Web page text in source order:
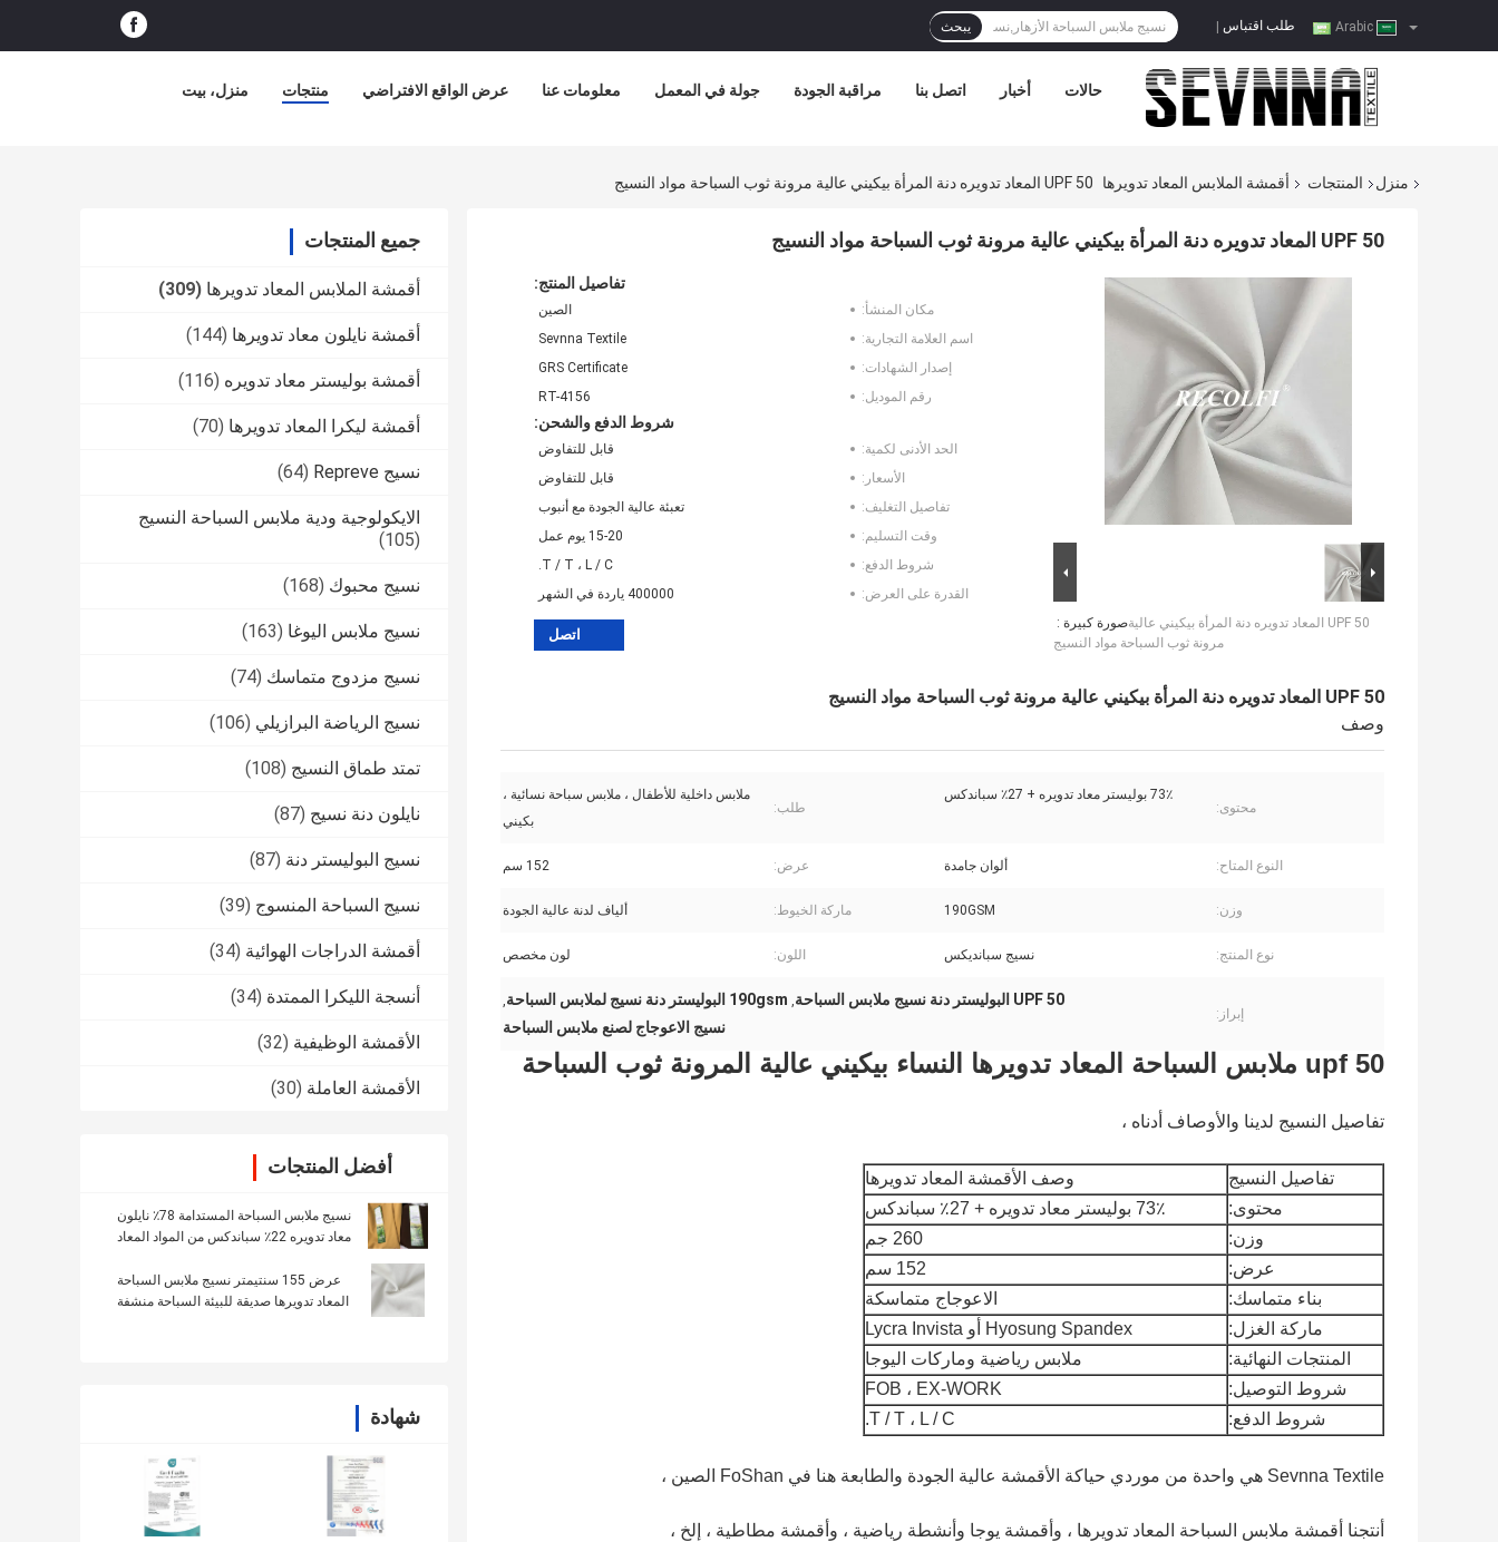
طلب اقتباس يبحث
منزل، بيت منتجات عرض الواقع الافتراضي معلومات عنا جولة في المعمل مراقبة الجودة اتصل بنا أخبار حالات
منزل المنتجات أقمشة الملابس المعاد تدويرها UPF 50 المعاد تدويره دنة المرأة بيكيني عالية مرونة ثوب السباحة مواد النسيج
جميع المنتجات
أقمشة الملابس المعاد تدويرها (309)
أقمشة نايلون معاد تدويرها (144)
أقمشة بوليستر معاد تدويره (116)
أقمشة ليكرا المعاد تدويرها (70)
نسيج Repreve (64)
الايكولوجية ودية ملابس السباحة النسيج
(105)
نسيج محبوك (168)
نسيج ملابس اليوغا (163)
نسيج مزدوج متماسك (74)
نسيج الرياضة البرازيلي (106)
تمتد طماق النسيج (108)
نايلون دنة نسيج (87)
نسيج البوليستر دنة (87)
نسيج السباحة المنسوج (39)
أقمشة الدراجات الهوائية (34)
أنسجة الليكرا الممتدة (34)
الأقمشة الوظيفية (32)
الأقمشة العاملة (30)
أفضل المنتجات
نسيج ملابس السباحة المستدامة 78٪ نايلون
معاد تدويره 22٪ سباندكس من المواد المعاد
عرض 155 سنتيمتر نسيج ملابس السباحة
المعاد تدويرها صديقة للبيئة السباحة منشفة
شهادة
UPF 50 المعاد تدويره دنة المرأة بيكيني عالية مرونة ثوب السباحة مواد النسيج
صورة كبيرة :UPF 50 المعاد تدويره دنة المرأة بيكيني عالية
مرونة ثوب السباحة مواد النسيج
تفاصيل المنتج:
مكان المنشأ:
الصين
اسم العلامة التجارية:
Sevnna Textile
إصدار الشهادات:
GRS Certificate
رقم الموديل:
RT-4156
شروط الدفع والشحن:
الحد الأدنى لكمية:
قابل للتفاوض
الأسعار:
قابل للتفاوض
تفاصيل التغليف:
تعبئة عالية الجودة مع أنبوب
وقت التسليم:
15-20 يوم عمل
شروط الدفع:
T / T ، L / C.
القدرة على العرض:
400000 ياردة في الشهر
اتصل
UPF 50 المعاد تدويره دنة المرأة بيكيني عالية مرونة ثوب السباحة مواد النسيج
وصف
محتوى:
73٪ بوليستر معاد تدويره + 27٪ سباندكس
طلب:
ملابس داخلية للأطفال ، ملابس سباحة نسائية ،
بكيني
النوع المتاح: ألوان جامدة عرض: 152 سم
وزن: 190GSM ماركة الخيوط: ألياف لدنة عالية الجودة
نوع المنتج: نسيج سبانديكس اللون: لون مخصص
إبراز:
UPF 50 البوليستر دنة نسيج ملابس السباحة , 190gsm البوليستر دنة نسيج لملابس السباحة ,
نسيج الاعوجاج لصنع ملابس السباحة
upf 50 ملابس السباحة المعاد تدويرها النساء بيكيني عالية المرونة ثوب السباحة
تفاصيل النسيج لدينا والأوصاف أدناه ،
تفاصيل النسيج
وصف الأقمشة المعاد تدويرها
محتوى:
73٪ بوليستر معاد تدويره + 27٪ سباندكس
وزن:
260 جم
عرض:
152 سم
بناء متماسك:
الاعوجاج متماسكة
ماركة الغزل:
Hyosung Spandex أو Lycra Invista
المنتجات النهائية:
ملابس رياضية وماركات اليوجا
شروط التوصيل:
FOB ، EX-WORK
شروط الدفع:
T / T ، L / C.
Sevnna Textile هي واحدة من موردي حياكة الأقمشة عالية الجودة والطابعة هنا في FoShan الصين ،
أنتجنا أقمشة ملابس السباحة المعاد تدويرها ، وأقمشة يوجا وأنشطة رياضية ، وأقمشة مطاطية ، إلخ ،